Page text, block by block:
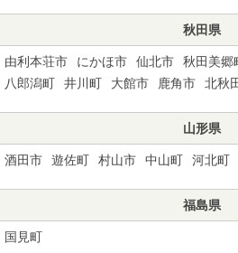
秋田県
由利本荘市 にかほ市 仙北市 秋田美郷
八郎潟町
井川町 大館市 鹿角市 北秋
山形県
酒田市 遊佐町 村山市 中山町 河北町
福島県
国見町